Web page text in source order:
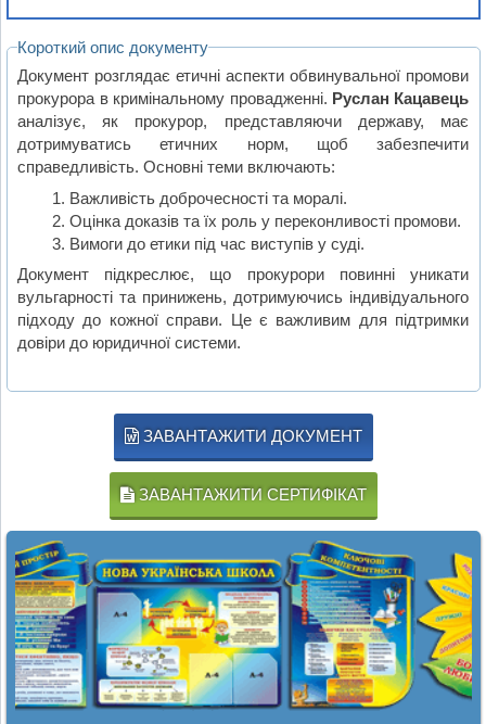
Короткий опис документу
Документ розглядає етичні аспекти обвинувальної промови
прокурора в кримінальному провадженні. Руслан Кацавець
аналізує, як прокурор, представляючи державу, має
дотримуватись етичних норм, щоб забезпечити
справедливість. Основні теми включають:
Важливість доброчесності та моралі.
Оцінка доказів та їх роль у переконливості промови.
Вимоги до етики під час виступів у суді.
Документ підкреслює, що прокурори повинні уникати
вульгарності та принижень, дотримуючись індивідуального
підходу до кожної справи. Це є важливим для підтримки
довіри до юридичної системи.
ЗАВАНТАЖИТИ ДОКУМЕНТ
ЗАВАНТАЖИТИ СЕРТИФІКАТ